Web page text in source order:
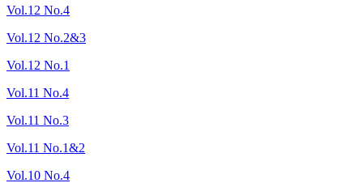
Vol.12 No.4
Vol.12 No.2&3
Vol.12 No.1
Vol.11 No.4
Vol.11 No.3
Vol.11 No.1&2
Vol.10 No.4